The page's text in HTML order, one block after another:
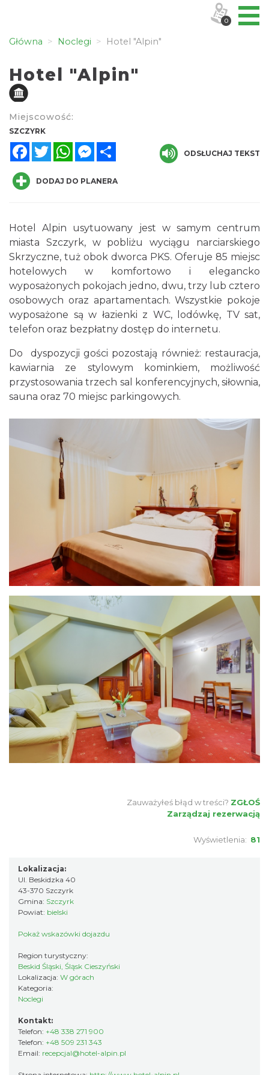
Główna Noclegi Hotel "Alpin"
Hotel "Alpin"
Miejscowość:
SZCZYRK
FacebookTwitterWhatsAppMessenger
ODSŁUCHAJ TEKST
DODAJ DO PLANERA
Hotel Alpin usytuowany jest w samym centrum
miasta Szczyrk, w pobliżu wyciągu narciarskiego
Skrzyczne, tuż obok dworca PKS. Oferuje 85 miejsc
hotelowych w komfortowo i elegancko
wyposażonych pokojach jedno, dwu, trzy lub cztero
osobowych oraz apartamentach. Wszystkie pokoje
wyposażone są w łazienki z WC, lodówkę, TV sat,
telefon oraz bezpłatny dostęp do internetu.
Do dyspozycji gości pozostają również: restauracja,
kawiarnia ze stylowym kominkiem, możliwość
przystosowania trzech sal konferencyjnych, siłownia,
sauna oraz 70 miejsc parkingowych.
Zauważyłeś błąd w treści? ZGŁOŚ
Zarządzaj rezerwacją
Wyświetlenia: 81
Lokalizacja:
Ul. Beskidzka 40
43-370 Szczyrk
Gmina: Szczyrk
Powiat: bielski
Pokaż wskazówki dojazdu
Region turystyczny:
Beskid Śląski, Śląsk Cieszyński
Lokalizacja: W górach
Kategoria:
Noclegi
Kontakt:
Telefon: +48 338 271 900
Telefon: +48 509 231 343
Email: recepcjal@hotel-alpin.pl
0